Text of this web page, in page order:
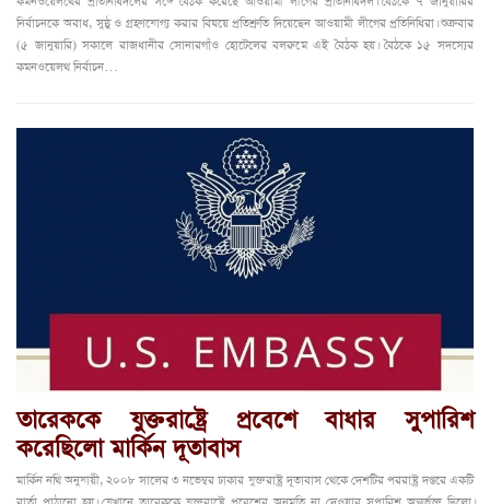
নির্বাচনকে অবাধ, সুষ্ঠু ও গ্রহণযোগ্য করার বিষয়ে প্রতিশ্রুতি দিয়েছেন আওয়ামী লীগের প্রতিনিধিরা। শুক্রবার
(৫ জানুয়ারি) সকালে রাজধানীর সোনারগাঁও হোটেলের বলরুমে এই বৈঠক হয়। বৈঠকে ১৫ সদস্যের
কমনওয়েলথ নির্বাচন…
তারেককে যুক্তরাষ্ট্রে প্রবেশে বাধার সুপারিশ
করেছিলো মার্কিন দূতাবাস
মার্কিন নথি অনুযায়ী, ২০০৮ সালের ৩ নভেম্বর ঢাকার যুক্তরাষ্ট্র দূতাবাস থেকে দেশটির পররাষ্ট্র দপ্তরে একটি